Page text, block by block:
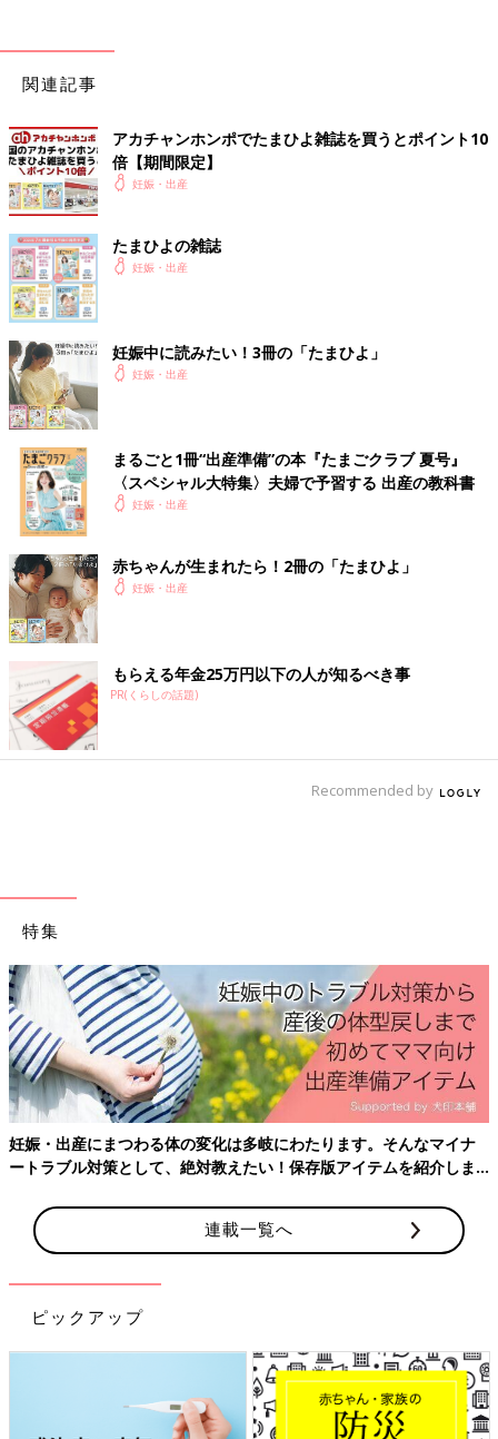
関連記事
アカチャンホンポでたまひよ雑誌を買うとポイント10
倍【期間限定】
妊娠・出産
たまひよの雑誌
妊娠・出産
妊娠中に読みたい！3冊の「たまひよ」
妊娠・出産
まるごと1冊“出産準備”の本『たまごクラブ 夏号』
〈スペシャル大特集〉夫婦で予習する 出産の教科書
妊娠・出産
赤ちゃんが生まれたら！2冊の「たまひよ」
妊娠・出産
もらえる年金25万円以下の人が知るべき事
PR(くらしの話題)
Recommended by
特集
妊娠・出産にまつわる体の変化は多岐にわたります。そんなマイナ
ートラブル対策として、絶対教えたい！保存版アイテムを紹介しま
連載一覧へ
ピックアップ